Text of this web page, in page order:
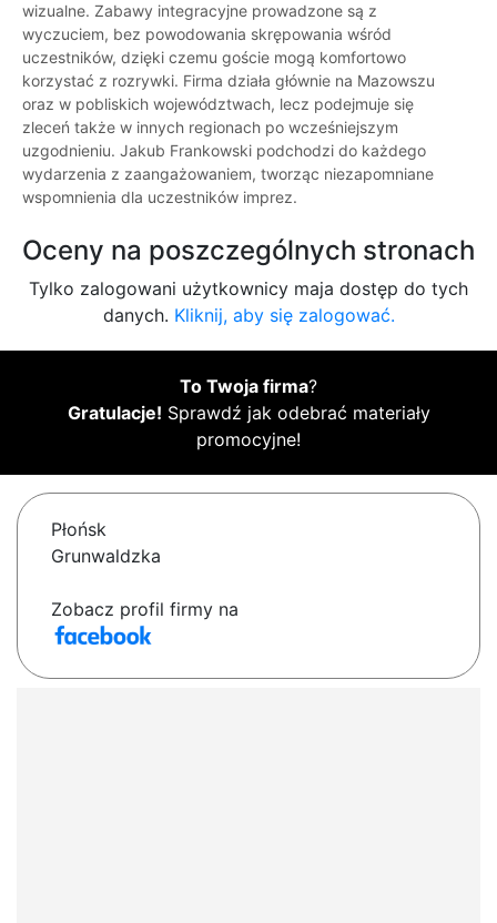
wizualne. Zabawy integracyjne prowadzone są z
wyczuciem, bez powodowania skrępowania wśród
uczestników, dzięki czemu goście mogą komfortowo
korzystać z rozrywki. Firma działa głównie na Mazowszu
oraz w pobliskich województwach, lecz podejmuje się
zleceń także w innych regionach po wcześniejszym
uzgodnieniu. Jakub Frankowski podchodzi do każdego
wydarzenia z zaangażowaniem, tworząc niezapomniane
wspomnienia dla uczestników imprez.
Oceny na poszczególnych stronach
Tylko zalogowani użytkownicy maja dostęp do tych
danych. Kliknij, aby się zalogować.
To Twoja firma?
Gratulacje! Sprawdź jak odebrać materiały
promocyjne!
Płońsk
Grunwaldzka
Zobacz profil firmy na